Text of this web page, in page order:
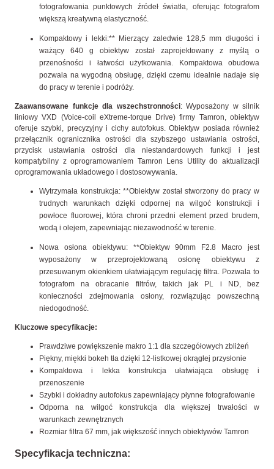
fotografowania punktowych źródeł światła, oferując fotografom
większą kreatywną elastyczność.
Kompaktowy i lekki:** Mierzący zaledwie 128,5 mm długości i
ważący 640 g obiektyw został zaprojektowany z myślą o
przenośności i łatwości użytkowania. Kompaktowa obudowa
pozwala na wygodną obsługę, dzięki czemu idealnie nadaje się
do pracy w terenie i podróży.
Zaawansowane funkcje dla wszechstronności: Wyposażony w silnik
liniowy VXD (Voice-coil eXtreme-torque Drive) firmy Tamron, obiektyw
oferuje szybki, precyzyjny i cichy autofokus. Obiektyw posiada również
przełącznik ogranicznika ostrości dla szybszego ustawiania ostrości,
przycisk ustawiania ostrości dla niestandardowych funkcji i jest
kompatybilny z oprogramowaniem Tamron Lens Utility do aktualizacji
oprogramowania układowego i dostosowywania.
Wytrzymała konstrukcja: **Obiektyw został stworzony do pracy w
trudnych warunkach dzięki odpornej na wilgoć konstrukcji i
powłoce fluorowej, która chroni przedni element przed brudem,
wodą i olejem, zapewniając niezawodność w terenie.
Nowa osłona obiektywu: **Obiektyw 90mm F2.8 Macro jest
wyposażony w przeprojektowaną osłonę obiektywu z
przesuwanym okienkiem ułatwiającym regulację filtra. Pozwala to
fotografom na obracanie filtrów, takich jak PL i ND, bez
konieczności zdejmowania osłony, rozwiązując powszechną
niedogodność.
Kluczowe specyfikacje:
Prawdziwe powiększenie makro 1:1 dla szczegółowych zbliżeń
Piękny, miękki bokeh tła dzięki 12-listkowej okrągłej przysłonie
Kompaktowa i lekka konstrukcja ułatwiająca obsługę i
przenoszenie
Szybki i dokładny autofokus zapewniający płynne fotografowanie
Odporna na wilgoć konstrukcja dla większej trwałości w
warunkach zewnętrznych
Rozmiar filtra 67 mm, jak większość innych obiektywów Tamron
Specyfikacja techniczna: